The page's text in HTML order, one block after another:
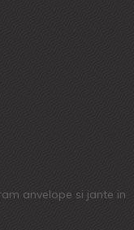
anvelope si jante in